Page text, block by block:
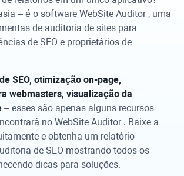
– é o software WebSite Auditor, uma
de auditoria de sites para
de SEO e proprietários de
SEO, otimização on-page,
webmasters, visualização da
– esses são apenas alguns recursos
no WebSite Auditor. Baixe a
e obtenha um relatório
de SEO mostrando todos os
dicas para soluções.